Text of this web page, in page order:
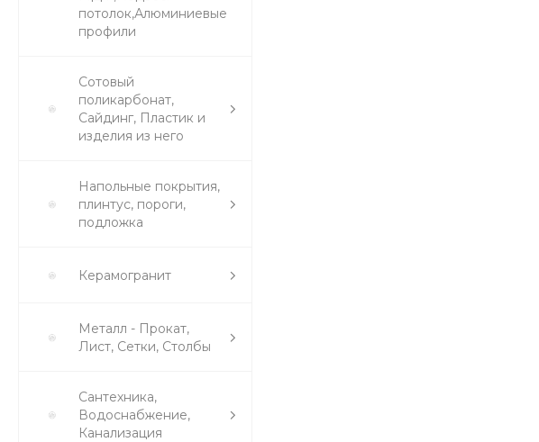
потолок,Алюминиевые
профили
Сотовый
поликарбонат,
Сайдинг, Пластик и
изделия из него
Напольные покрытия,
плинтус, пороги,
подложка
Керамогранит
Металл - Прокат,
Лист, Сетки, Столбы
Сантехника,
Водоснабжение,
Канализация